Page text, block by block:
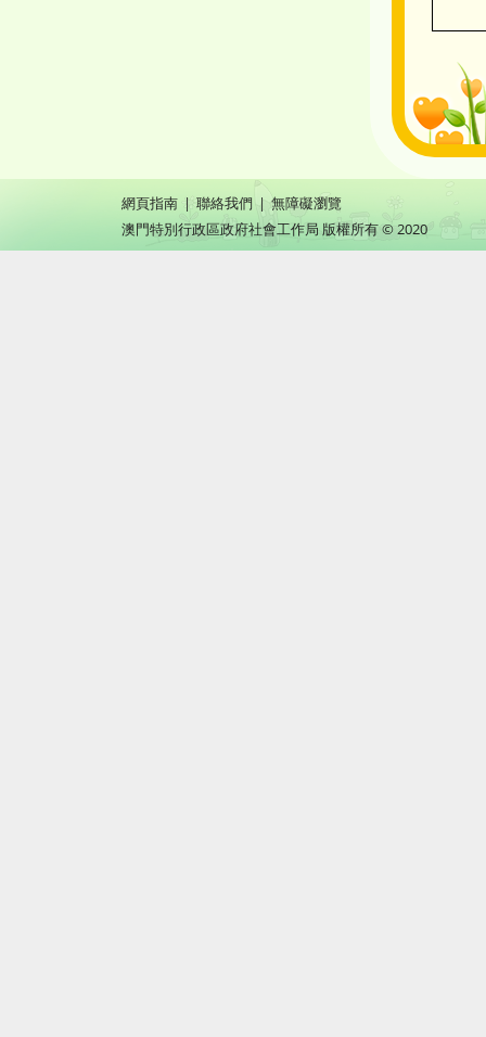
網頁指南 | 聯絡我們 | 無障礙瀏覽
澳門特別行政區政府社會工作局 版權所有 © 2020